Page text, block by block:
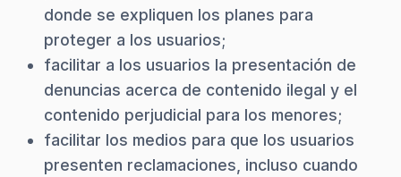
donde se expliquen los planes para
proteger a los usuarios;
facilitar a los usuarios la presentación de
denuncias acerca de contenido ilegal y el
contenido perjudicial para los menores;
facilitar los medios para que los usuarios
presenten reclamaciones, incluso cuando